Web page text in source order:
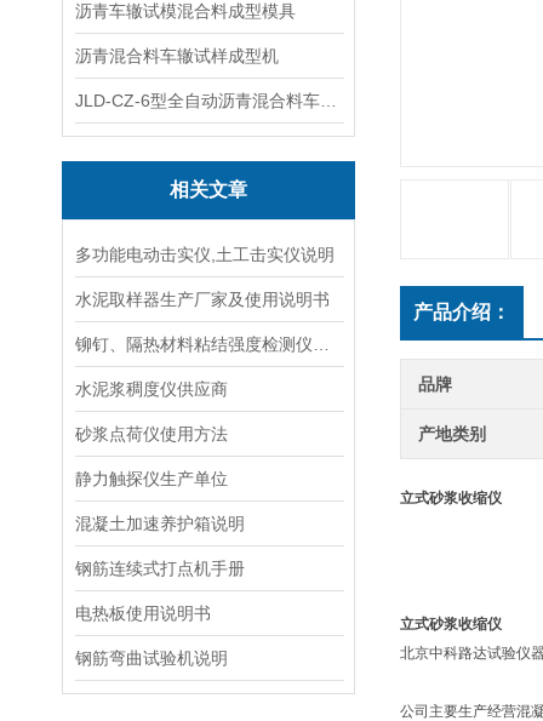
沥青车辙试模混合料成型模具
沥青混合料车辙试样成型机
相关文章
多功能电动击实仪,土工击实仪说明
水泥取样器生产厂家及使用说明书
水泥浆稠度仪供应商
砂浆点荷仪使用方法
静力触探仪生产单位
混凝土加速养护箱说明
钢筋连续式打点机手册
电热板使用说明书
钢筋弯曲试验机说明
产品介绍：
品牌
产地类别
立式砂浆收缩仪
立式砂浆收缩仪
北京中科路达试验仪
公司主要生产经营混